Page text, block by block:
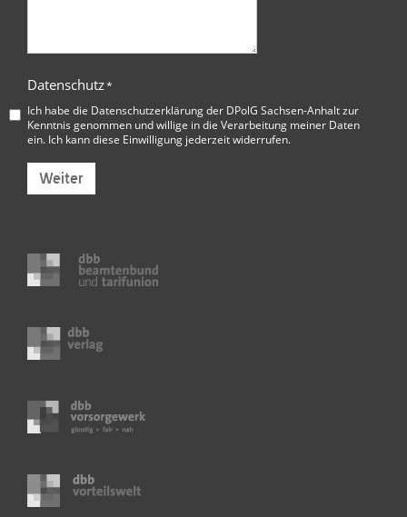
Datenschutz*
Ich habe die Datenschutzerklärung der DPolG Sachsen-Anhaltzur
Kenntnis genommen und willige in die Verarbeitung meiner Daten
ein. Ich kann diese Einwilligung jederzeit widerrufen.
Weiter